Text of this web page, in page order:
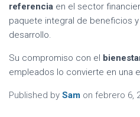
referencia en el sector
paquete integral de beneficios
desarrollo.
Su compromiso con el
empleados lo convierte en una
Published by Sam on febrero 6,